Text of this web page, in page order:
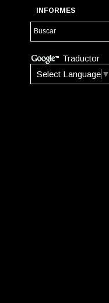
INFORMES
Traductor
Select Language ▼